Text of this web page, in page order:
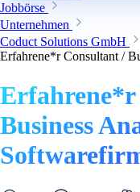
Jobbörse
Unternehmen
Coduct Solutions GmbH
Erfahrene*r Consultant /
Business